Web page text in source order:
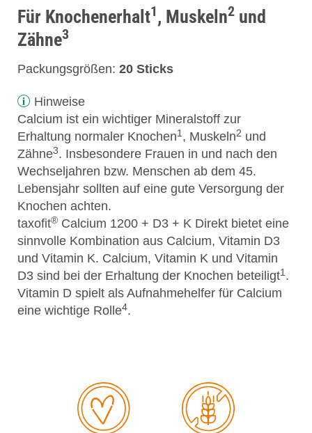
Für Knochenerhalt1, Muskeln2 und
Zähne3
Packungsgrößen: 20 Sticks
Hinweise
Calcium ist ein wichtiger Mineralstoff zur
Erhaltung normaler Knochen1 , Muskeln2 und
Zähne3. Insbesondere Frauen in und nach den
Wechseljahren bzw. Menschen ab dem 45.
Lebensjahr sollten auf eine gute Versorgung der
Knochen achten.
taxofit® Calcium 1200 + D3 + K Direkt bietet eine
sinnvolle Kombination aus Calcium, Vitamin D3
und Vitamin K. Calcium, Vitamin K und Vitamin
D3 sind bei der Erhaltung der Knochen beteiligt1 .
Vitamin D spielt als Aufnahmehelfer für Calcium
eine wichtige Rolle4.
®Calcium 1200 + D3 + K
Direkt-Granulat